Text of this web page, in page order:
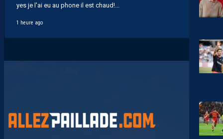
yes je l'ai eu au phone il est chaud!...
1 heure ago